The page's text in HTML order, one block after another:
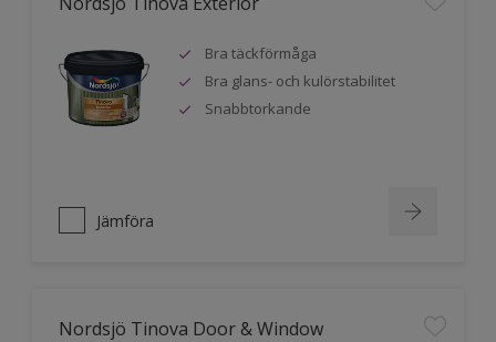
Bra täckförmåga
Bra glans- och kulörstabilitet
Snabbtorkande
Jämföra
Nordsjö Tinova Door & Window